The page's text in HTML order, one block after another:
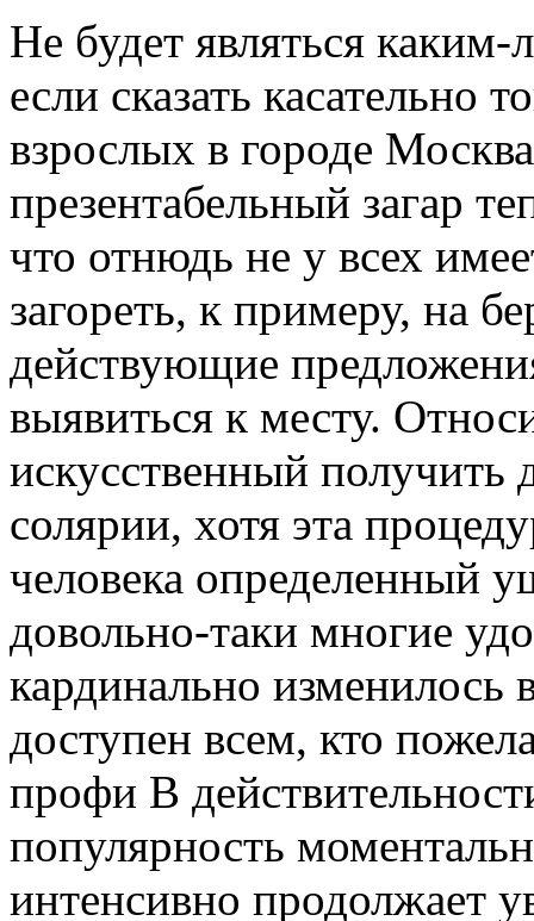
Нe будeт являться
если сказать касательно
взрослых в городе
презентабельный загар
что отнюдь не у всех
загореть, к примеру, на
действующие
выявиться к месту.
искусственный получить
солярии, хотя эта
человека определенный
довольно-таки многие
кардинально изменилось
доступен всем, кто
профи В
популярность
интенсивно продолжает